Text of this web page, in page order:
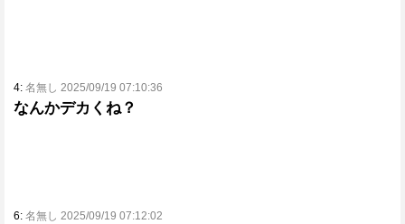
4: 名無し 2025/09/19 07:10:36
なんかデカくね？
6: 名無し 2025/09/19 07:12:02